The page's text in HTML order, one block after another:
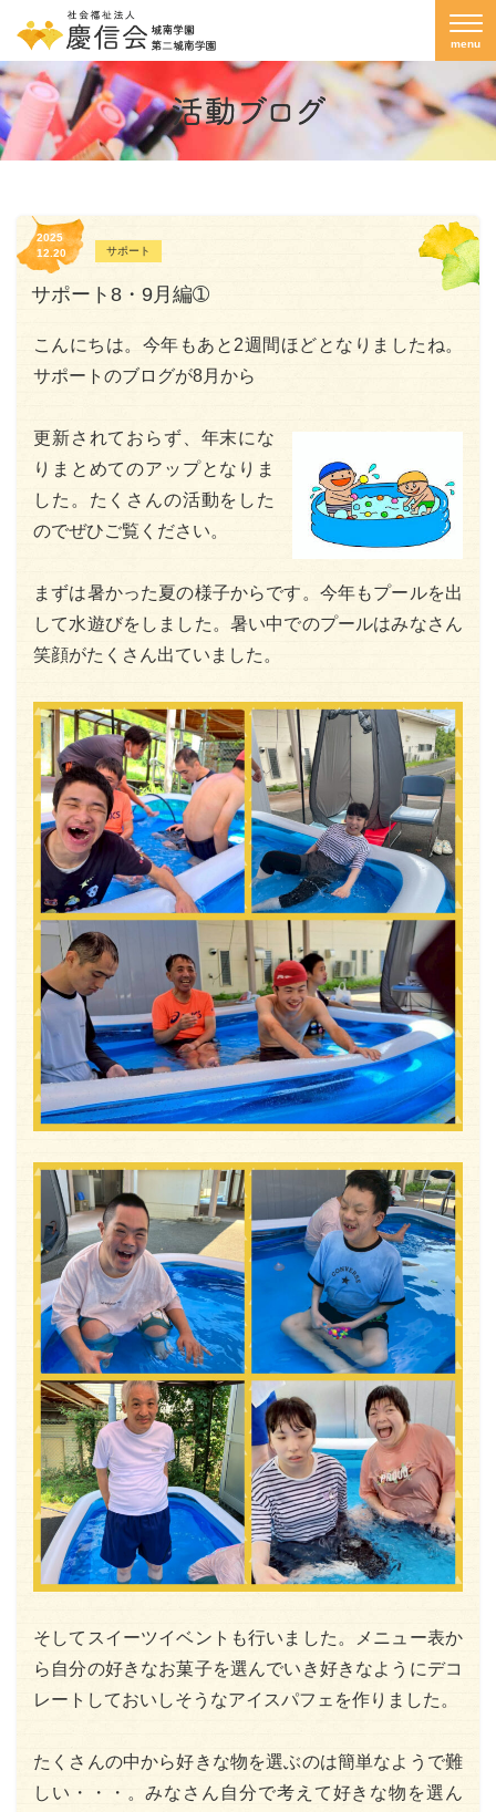
2025
12.20
サポート
サポート8・9月編➀
こんにちは。今年もあと2週間ほどとなりましたね。
サポートのブログが8月から
更新されておらず、年末にな
りまとめてのアップとなりま
した。たくさんの活動をした
のでぜひご覧ください。
まずは暑かった夏の様子からです。今年もプールを出
して水遊びをしました。暑い中でのプールはみなさん
笑顔がたくさん出ていました。
そしてスイーツイベントも行いました。メニュー表か
ら自分の好きなお菓子を選んでいき好きなようにデコ
レートしておいしそうなアイスパフェを作りました。
たくさんの中から好きな物を選ぶのは簡単なようで難
しい・・・。みなさん自分で考えて好きな物を選ん
menu